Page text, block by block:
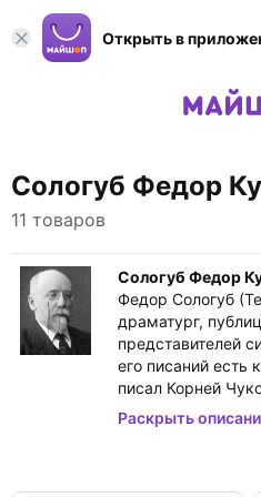
Открыть в
Сологуб Федор
11 товаров
Сологуб Федор
Федор Сологуб
драматург,
представителей
его писаний есть
писал Корней
тихие, ровные
беззвучность
Раскрыть